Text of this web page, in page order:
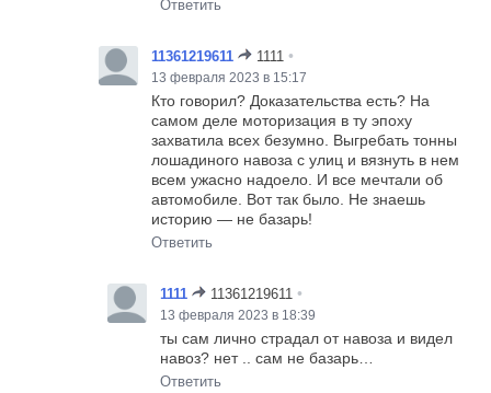
Ответить
11361219611 1111 •
13 февраля 2023 в 15:17
Кто говорил? Доказательства есть? На
самом деле моторизация в ту эпоху
захватила всех безумно. Выгребать тонны
лошадиного навоза с улиц и вязнуть в нем
всем ужасно надоело. И все мечтали об
автомобиле. Вот так было. Не знаешь
историю — не базарь!
Ответить
1111 11361219611 •
13 февраля 2023 в 18:39
ты сам лично страдал от навоза и видел
навоз? нет .. сам не базарь…
Ответить